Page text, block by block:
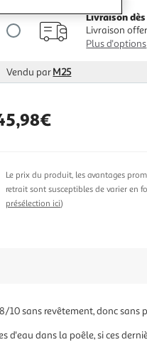
Livraison
Livraison
Plus d'options
Vendu parM25
Le prix du produit, les avantages
retrait sont susceptibles de varier en
présélection ici)
10 sans revêtement, donc sans
d'eau dans la poêle, si ces